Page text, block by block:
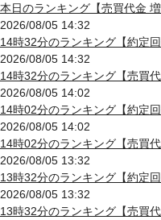
本日のランキング【売買代金
2026/08/05 14:32
14時32分のランキング【約定
2026/08/05 14:32
14時32分のランキング【売買
2026/08/05 14:02
14時02分のランキング【約定
2026/08/05 14:02
14時02分のランキング【売買
2026/08/05 13:32
13時32分のランキング【約定
2026/08/05 13:32
13時32分のランキング【売買